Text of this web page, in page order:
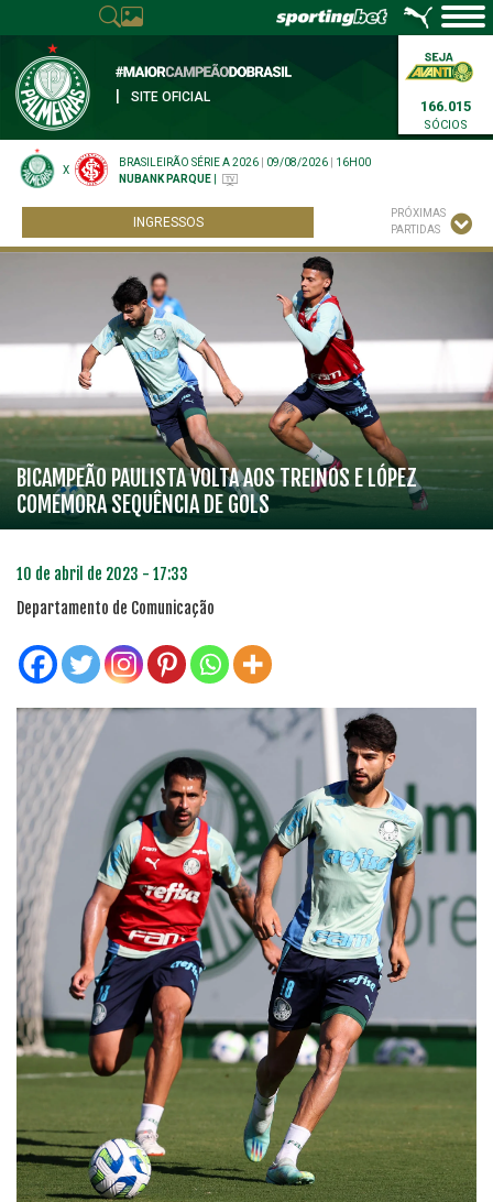
SITE OFICIAL
166.015
SÓCIOS
X
BRASILEIRÃO SÉRIE A 2026 09/08/2026
16H00
NUBANK PARQUE
INGRESSOS
PRÓXIMAS
PARTIDAS
BICAMPEÃO PAULISTA VOLTA AOS TREINOS E LÓPEZ
COMEMORA SEQUÊNCIA DE GOLS
10 de abril de 2023 - 17:33
Departamento de Comunicação